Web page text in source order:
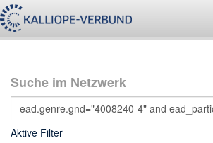
Suche im Netzwerk
Aktive Filter